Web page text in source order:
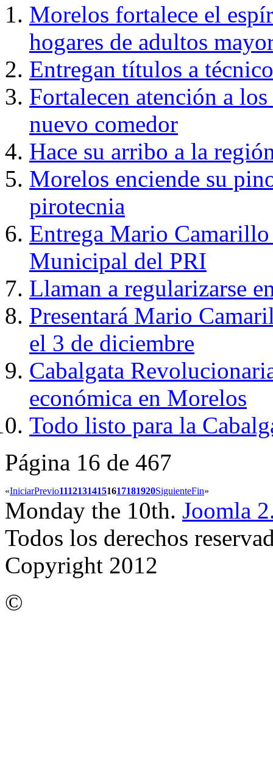
Morelos fortalece el
hogares de adultos
Entregan títulos a
Fortalecen atención a
nuevo comedor
Hace su arribo a la
Morelos enciende su
pirotecnia
Entrega Mario
Municipal del PRI
Llaman a regularizarse
Presentará Mario
el 3 de diciembre
Cabalgata
económica en Morelos
Todo listo para la
Página 16 de 467
«IniciarPrevio11121314151617181920SiguienteFin»
Monday the 10th. Joomla
Todos los derechos
Copyright 2012
©